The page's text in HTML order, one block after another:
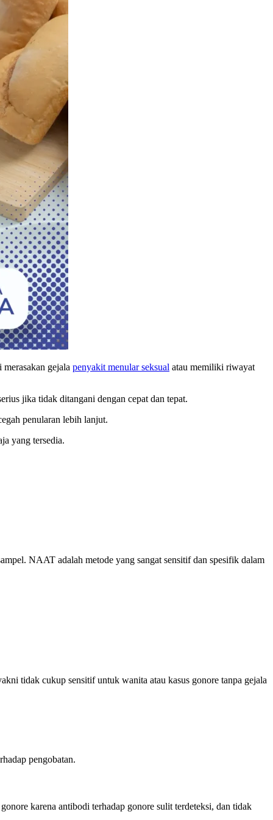
gejala penyakit menular seksual atau memiliki riwayat
jika tidak ditangani dengan cepat dan tepat.
penularan lebih lanjut.
yang tersedia.
NAAT adalah metode yang sangat sensitif dan spesifik dalam
tidak cukup sensitif untuk wanita atau kasus gonore tanpa gejala
pengobatan.
karena antibodi terhadap gonore sulit terdeteksi, dan tidak